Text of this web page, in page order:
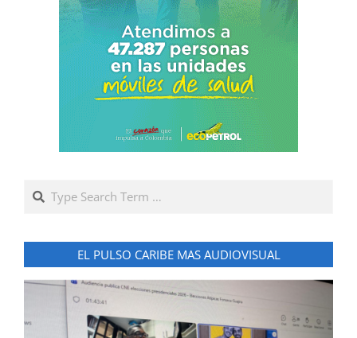
Search
EL PULSO CARIBE MAS AUDIOVISUAL